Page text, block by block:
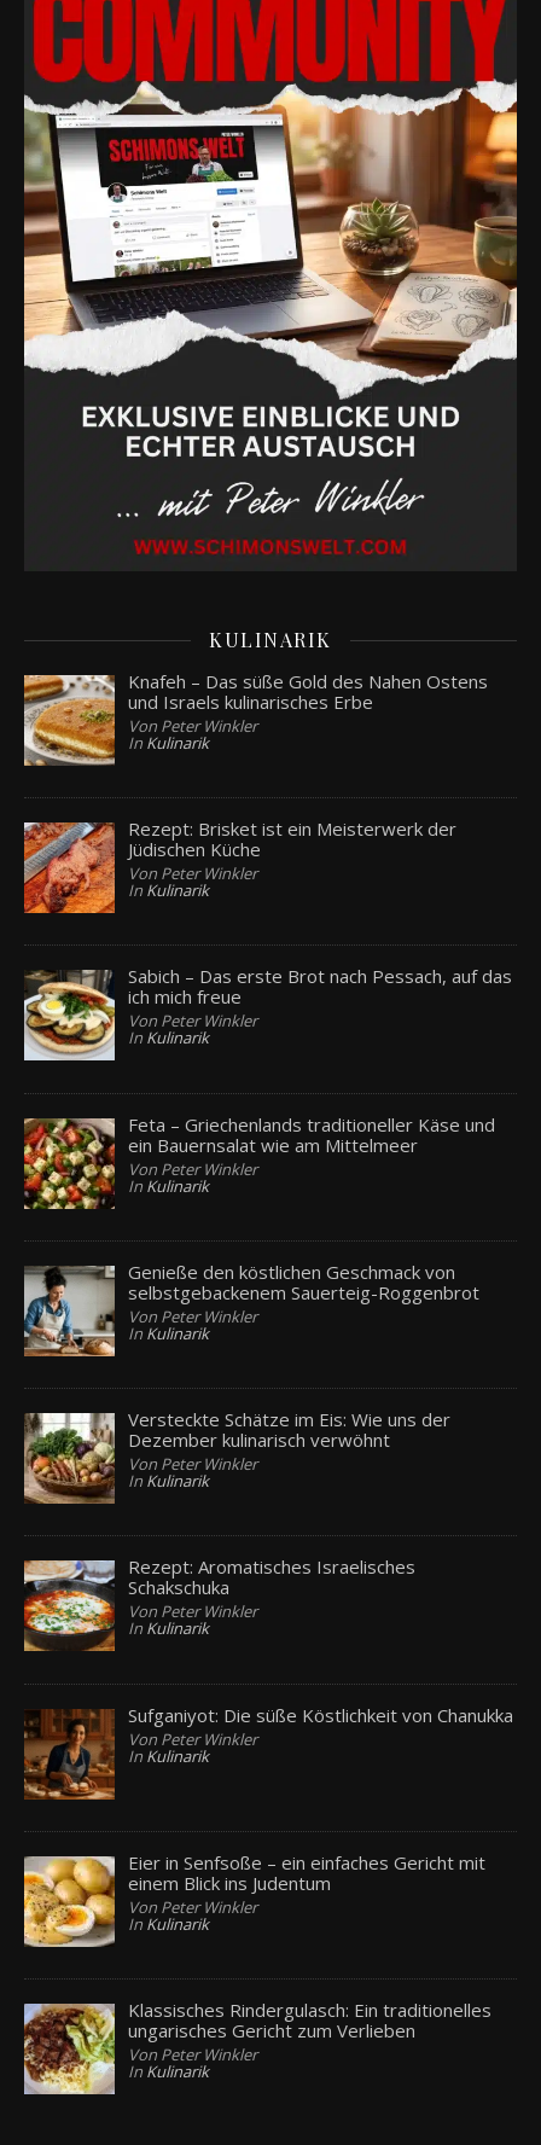
KULINARIK
Knafeh – Das süße Gold des Nahen Ostens
und Israels kulinarisches Erbe
Von Peter Winkler
In Kulinarik
Rezept: Brisket ist ein Meisterwerk der
Jüdischen Küche
Von Peter Winkler
In Kulinarik
Sabich – Das erste Brot nach Pessach, auf das
ich mich freue
Von Peter Winkler
In Kulinarik
Feta – Griechenlands traditioneller Käse und
ein Bauernsalat wie am Mittelmeer
Von Peter Winkler
In Kulinarik
Genieße den köstlichen Geschmack von
selbstgebackenem Sauerteig-Roggenbrot
Von Peter Winkler
In Kulinarik
Versteckte Schätze im Eis: Wie uns der
Dezember kulinarisch verwöhnt
Von Peter Winkler
In Kulinarik
Rezept: Aromatisches Israelisches
Schakschuka
Von Peter Winkler
In Kulinarik
Sufganiyot: Die süße Köstlichkeit von Chanukka
Von Peter Winkler
In Kulinarik
Eier in Senfsoße – ein einfaches Gericht mit
einem Blick ins Judentum
Von Peter Winkler
In Kulinarik
Klassisches Rindergulasch: Ein traditionelles
ungarisches Gericht zum Verlieben
Von Peter Winkler
In Kulinarik